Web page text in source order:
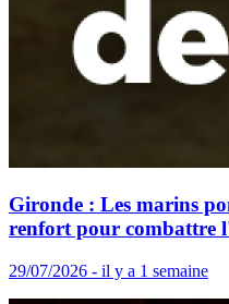
Gironde : Les marins
renfort pour combattre
29/07/2026 - il y a 1 semaine